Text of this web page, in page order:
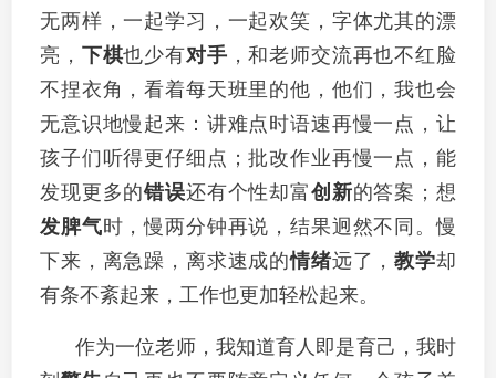
无两样，一起学习，一起欢笑，字体尤其的漂
亮， 下棋也少有对手 ，和老师交流再也不红脸
不捏衣角，看着每天班里的他，他们，我也会
无意识地慢起来：讲难点时语速再慢一点，让
孩子们听得更仔细点；批改作业再慢一点，能
发现更多的错误还有个性却富创新的答案；想
发脾气时，慢两分钟再说，结果迥然不同。慢
下来，离急躁，离求速成的情绪远了，教学却
有条不紊起来，工作也更加轻松起来。
作为一位老师，我知道育人即是育己，我时